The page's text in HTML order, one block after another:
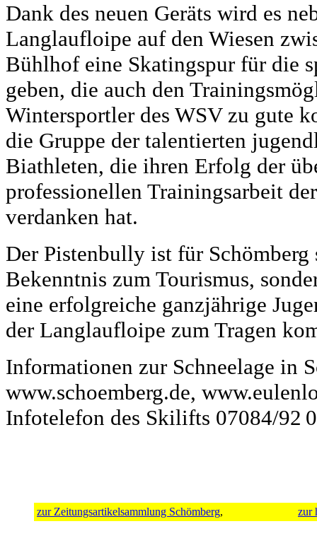
Dank des neuen Geräts wird es
Langlaufloipe auf den Wiesen
Bühlhof eine Skatingspur für die
geben, die auch den
Wintersportler des WSV zu gute
die Gruppe der talentierten
Biathleten, die ihren Erfolg der
professionellen Trainingsarbeit
verdanken hat.
Der Pistenbully ist für
Bekenntnis zum Tourismus,
eine erfolgreiche ganzjährige
der Langlaufloipe zum Tragen
Informationen zur Schneelage in
www.schoemberg.de,
Infotelefon des Skilifts 07084/92
zur Zeitungsartikelsammlung Schömberg, zur